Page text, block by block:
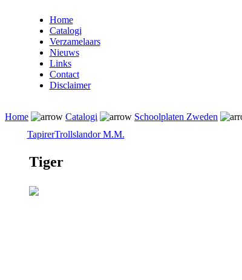
Home
Catalogi
Verzamelaars
Nieuws
Links
Contact
Disclaimer
Home Catalogi Schoolplaten Zweden
TapirerTrollslandor M.M.
Tiger